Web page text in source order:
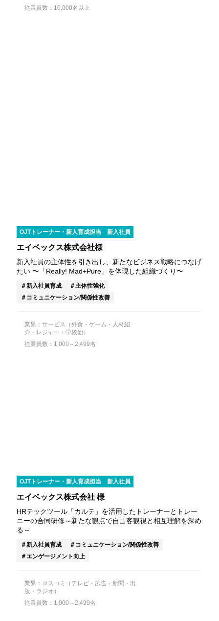
従業員数：10,000名以上
OJTトレーナー・新人育成担当 新入社員
エイベックス株式会社様
新入社員の主体性を引き出し、新たなビジネス戦略につなげ
たい 〜「Really! Mad+Pure」を体現した組織づくり〜
新入社員育成
主体性強化
コミュニケーション/関係性改善
業界：サービス（外食・ゲーム・人材紹
介・レジャー・学校他）
従業員数：1,000～2,499名
OJTトレーナー・新人育成担当 新入社員
エイベックス株式会社 様
HRテックツール「カルテ」を活用したトレーナーとトレー
ニーの合同研修～新たな観点で自己客観視と相互理解を深め
る～
新入社員育成
コミュニケーション/関係性改善
エンゲージメント向上
業界：マスコミ（テレビ・広告・新聞・出
版・ラジオ）
従業員数：1,000～2,499名